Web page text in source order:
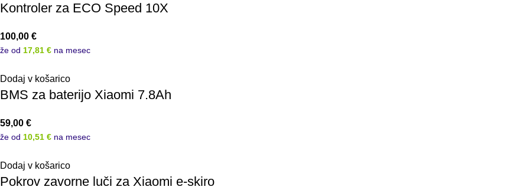
Kontroler za ECO Speed 10X
100,00 €
že od 17,81 € na mesec
Dodaj v košarico
BMS za baterijo Xiaomi 7.8Ah
59,00 €
že od 10,51 € na mesec
Dodaj v košarico
Pokrov zavorne luči za Xiaomi e-skiro